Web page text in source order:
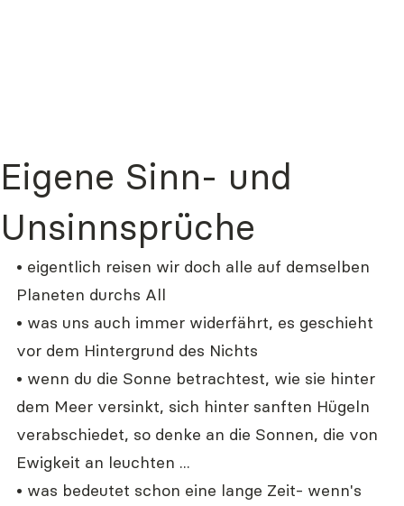
Eigene Sinn- und
Unsinnsprüche
• eigentlich reisen wir doch alle auf demselben
Planeten durchs All
• was uns auch immer widerfährt, es geschieht
vor dem Hintergrund des Nichts
• wenn du die Sonne betrachtest, wie sie hinter
dem Meer versinkt, sich hinter sanften Hügeln
verabschiedet, so denke an die Sonnen, die von
Ewigkeit an leuchten ...
• was bedeutet schon eine lange Zeit- wenn's